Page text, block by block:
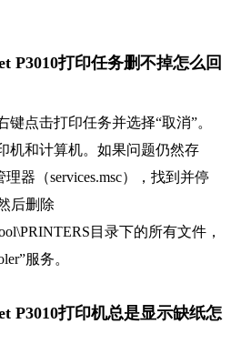
P3010打印任务删不掉怎么回
点击打印任务并选择“取消”。
机和计算机。如果问题仍然存
器（services.msc），找到并停
后删除
目录下的所有文件，
服务。
P3010打印机总是显示缺纸怎